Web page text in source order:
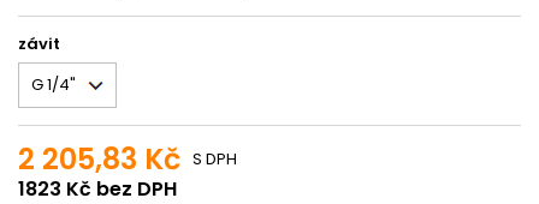
závit
2 205,83 Kč
1823 Kč bez DPH
S DPH